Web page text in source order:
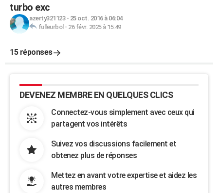
turbo exc
azerty321123- 25 oct. 2016 à 06:04
fulleurbol - 26 févr. 2025 à 15:49
15 réponses
DEVENEZ MEMBRE EN QUELQUES CLICS
Connectez-vous simplement avec ceux qui
partagent vos intérêts
Suivez vos discussions facilement et
obtenez plus de réponses
Mettez en avant votre expertise et aidez les
autres membres